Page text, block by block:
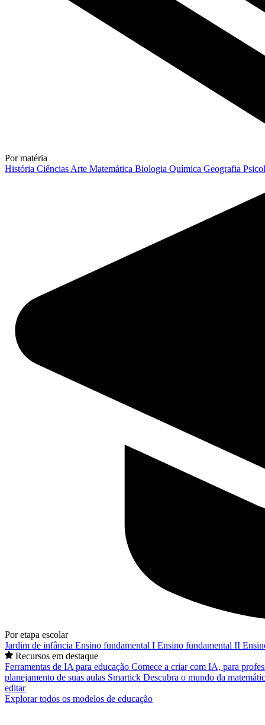
Por matéria
História Ciências Arte Matemática Biologia Química Geografia
Por etapa escolar
Jardim de infância Ensino fundamental I Ensino fundamental II
Recursos em destaque
Ferramentas de IA para educação Comece a criar com IA, para
planejamento de suas aulas Smartick Descubra o mundo da
editar
Explorar todos os modelos de educação